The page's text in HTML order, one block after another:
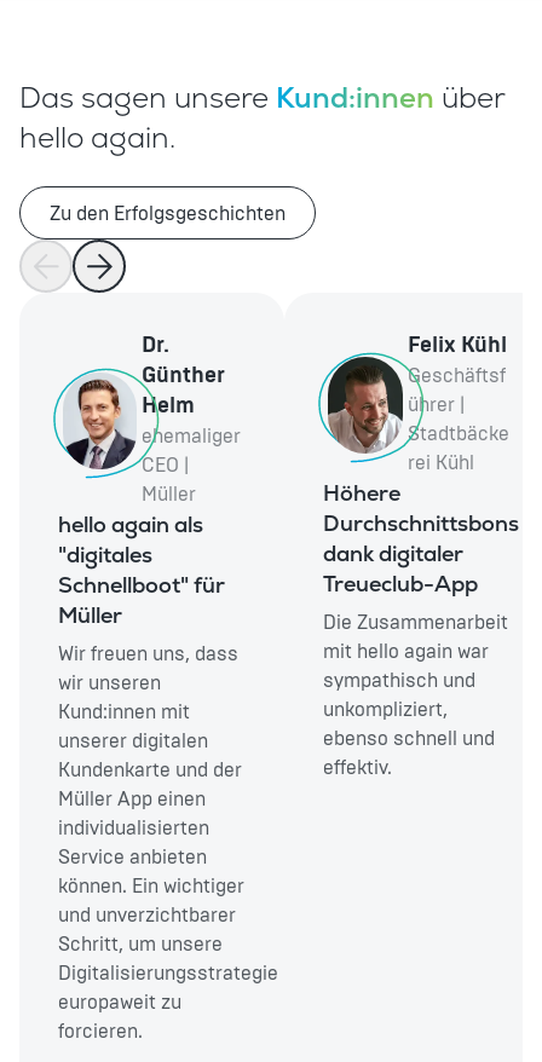
Das sagen unsere Kund:innen über
hello again.
Zu den Erfolgsgeschichten
Dr.
Günther
Helm
ehemaliger
CEO |
Müller
hello again als
"digitales
Schnellboot" für
Müller
Wir freuen uns, dass
wir unseren
Kund:innen mit
unserer digitalen
Kundenkarte und der
Müller App einen
individualisierten
Service anbieten
können. Ein wichtiger
und unverzichtbarer
Schritt, um unsere
Digitalisierungsstrategie
europaweit zu
forcieren.
Felix Kühl
Geschäftsf
ührer |
Stadtbäcke
rei Kühl
Höhere
Durchschnittsbons
dank digitaler
Treueclub-App
Die Zusammenarbeit
mit hello again war
sympathisch und
unkompliziert,
ebenso schnell und
effektiv.